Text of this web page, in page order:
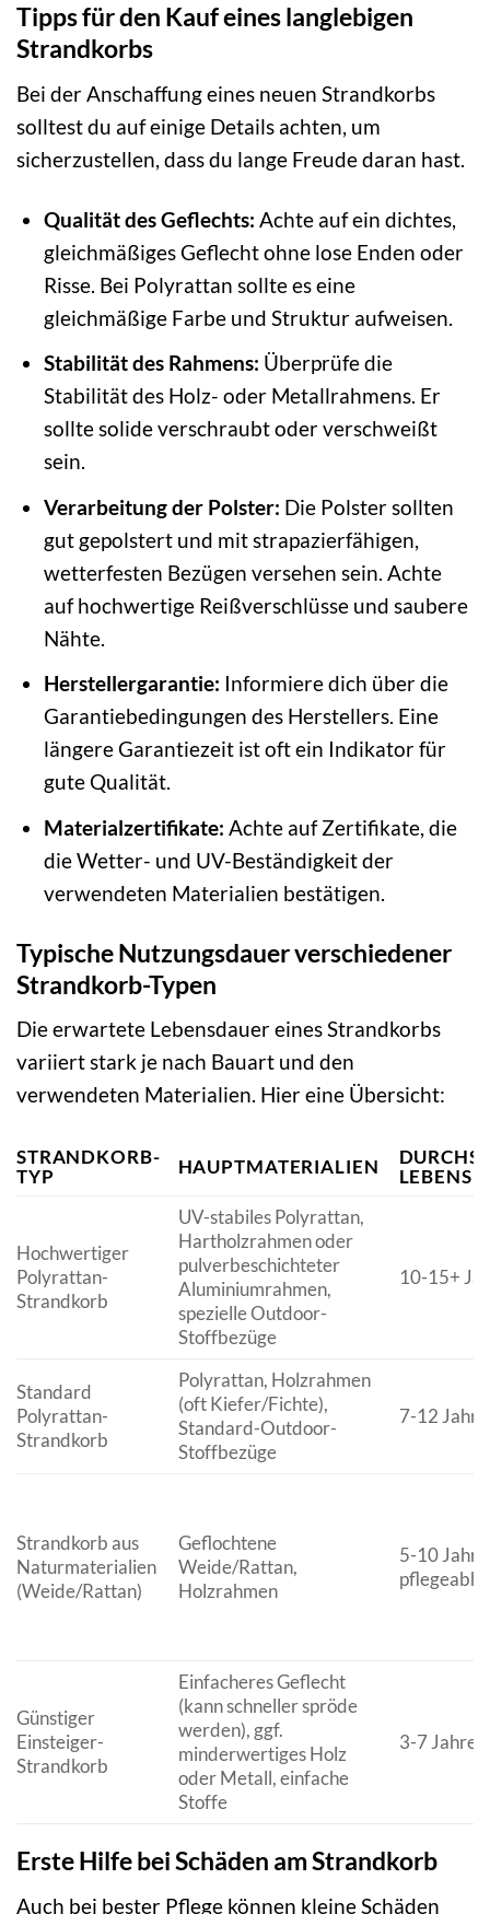
Tipps für den Kauf eines langlebigen
Strandkorbs
Bei der Anschaffung eines neuen Strandkorbs
solltest du auf einige Details achten, um
sicherzustellen, dass du lange Freude daran hast.
Qualität des Geflechts: Achte auf ein dichtes,
gleichmäßiges Geflecht ohne lose Enden oder
Risse. Bei Polyrattan sollte es eine
gleichmäßige Farbe und Struktur aufweisen.
Stabilität des Rahmens: Überprüfe die
Stabilität des Holz- oder Metallrahmens. Er
sollte solide verschraubt oder verschweißt
sein.
Verarbeitung der Polster: Die Polster sollten
gut gepolstert und mit strapazierfähigen,
wetterfesten Bezügen versehen sein. Achte
auf hochwertige Reißverschlüsse und saubere
Nähte.
Herstellergarantie: Informiere dich über die
Garantiebedingungen des Herstellers. Eine
längere Garantiezeit ist oft ein Indikator für
gute Qualität.
Materialzertifikate: Achte auf Zertifikate, die
die Wetter- und UV-Beständigkeit der
verwendeten Materialien bestätigen.
Typische Nutzungsdauer verschiedener
Strandkorb-Typen
Die erwartete Lebensdauer eines Strandkorbs
variiert stark je nach Bauart und den
verwendeten Materialien. Hier eine Übersicht:
STRANDKORB-
TYP
HAUPTMATERIALIEN
Hochwertiger
Polyrattan-
Strandkorb
UV-stabiles Polyrattan,
Hartholzrahmen oder
pulverbeschichteter
Aluminiumrahmen,
spezielle Outdoor-
Stoffbezüge
10-15+
Standard
Polyrattan-
Strandkorb
Polyrattan, Holzrahmen
(oft Kiefer/Fichte),
Standard-Outdoor-
Stoffbezüge
7-12 Jahre
Strandkorb aus
Naturmaterialien
(Weide/Rattan)
Geflochtene
Weide/Rattan,
Holzrahmen
5-10
Günstiger
Einsteiger-
Strandkorb
Einfacheres Geflecht
(kann schneller spröde
werden), ggf.
minderwertiges Holz
oder Metall, einfache
Stoffe
3-7 Jahre
Erste Hilfe bei Schäden am Strandkorb
Auch bei bester Pflege können kleine Schäden